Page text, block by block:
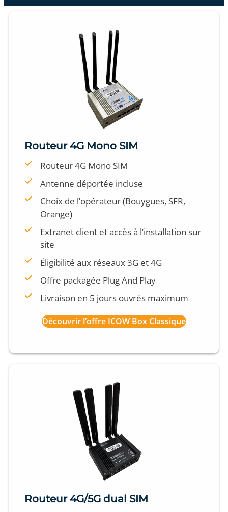
Routeur 4G Mono SIM
Routeur 4G Mono SIM
Antenne déportée incluse
Choix de l’opérateur (Bouygues, SFR,
Orange)
Extranet client et accès à l’installation sur
site
Éligibilité aux réseaux 3G et 4G
Offre packagée Plug And Play
Livraison en 5 jours ouvrés maximum
Découvrir l’offre ICOW Box Classique
Routeur 4G/5G dual SIM